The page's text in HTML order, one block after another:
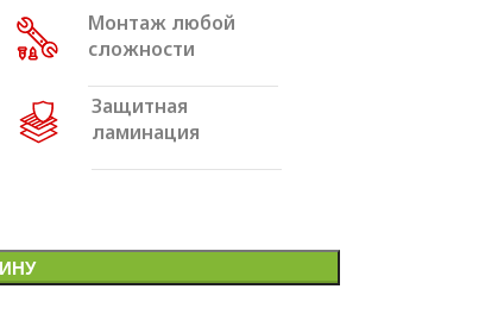
Монтаж любой
сложности
Защитная
ламинация